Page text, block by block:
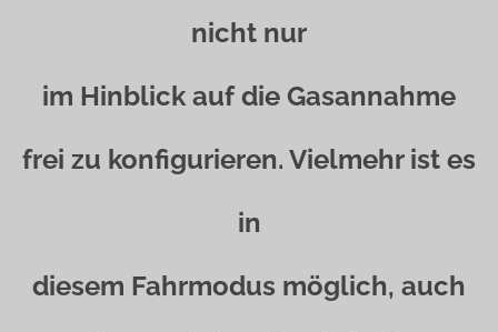
nicht nur
im Hinblick auf die Gasannahme
frei zu konfigurieren. Vielmehr ist es
in
diesem Fahrmodus möglich, auch